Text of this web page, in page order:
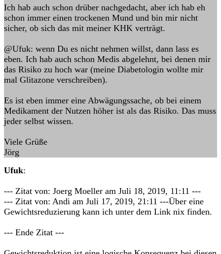
Ich hab auch schon drüber nachgedacht, aber ich hab eh
schon immer einen trockenen Mund und bin mir nicht
sicher, ob sich das mit meiner KHK verträgt.
@Ufuk: wenn Du es nicht nehmen willst, dann lass es
eben. Ich hab auch schon Medis abgelehnt, bei denen mir
das Risiko zu hoch war (meine Diabetologin wollte mir
mal Glitazone verschreiben).
Es ist eben immer eine Abwägungssache, ob bei einem
Medikament der Nutzen höher ist als das Risiko. Das muss
jeder selbst wissen.
Viele Grüße
Jörg
Ufuk:
--- Zitat von: Joerg Moeller am Juli 18, 2019, 11:11 ---
--- Zitat von: Andi am Juli 17, 2019, 21:11 ---Über eine
Gewichtsreduzierung kann ich unter dem Link nix finden.
--- Ende Zitat ---